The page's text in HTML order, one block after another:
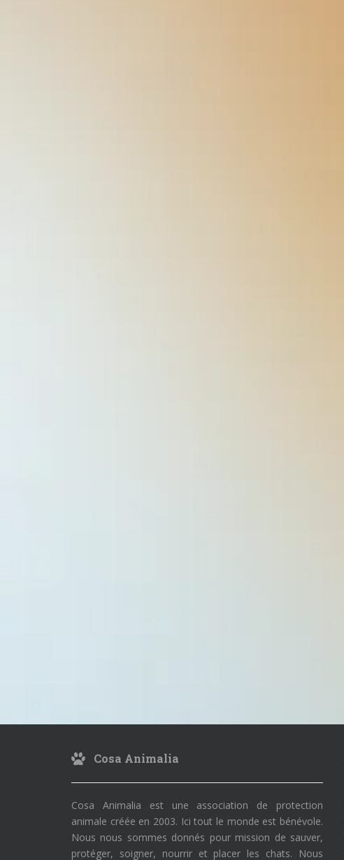
Cosa Animalia
Cosa Animalia est une association de protection
animale créée en 2003. Ici tout le monde est bénévole.
Nous nous sommes donnés pour mission de sauver,
protéger, soigner, nourrir et placer les chats. Nous